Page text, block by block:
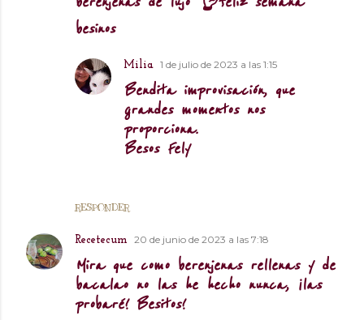
besinos
RESPONDER
Milia 1 de julio de 2023 a las 1:15
Bendita improvisación, que
grandes momentos nos
proporciona.
Besos Fely
Recetecum 20 de junio de 2023 a las 7:18
Mira que como berenjenas rellenas y de
bacalao no las he hecho nunca, ¡las
probaré! Besitos!